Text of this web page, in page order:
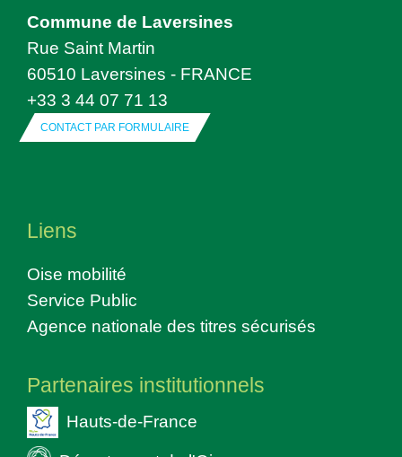
Commune de Laversines
Rue Saint Martin
60510 Laversines - FRANCE
+33 3 44 07 71 13
CONTACT PAR FORMULAIRE
Liens
Oise mobilité
Service Public
Agence nationale des titres sécurisés
Partenaires institutionnels
Hauts-de-France